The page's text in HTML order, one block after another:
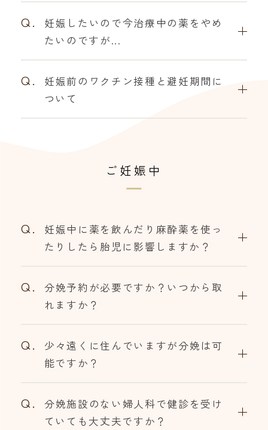
Q.
妊娠したいので今治療中の薬をやめ
たいのですが...
Q.
妊娠前のワクチン接種と避妊期間に
ついて
ご妊娠中
Q.
妊娠中に薬を飲んだり麻酔薬を使っ
たりしたら胎児に影響しますか？
Q.
分娩予約が必要ですか？いつから取
れますか？
Q.
少々遠くに住んでいますが分娩は可
能ですか？
Q.
分娩施設のない婦人科で健診を受け
ていても大丈夫ですか？